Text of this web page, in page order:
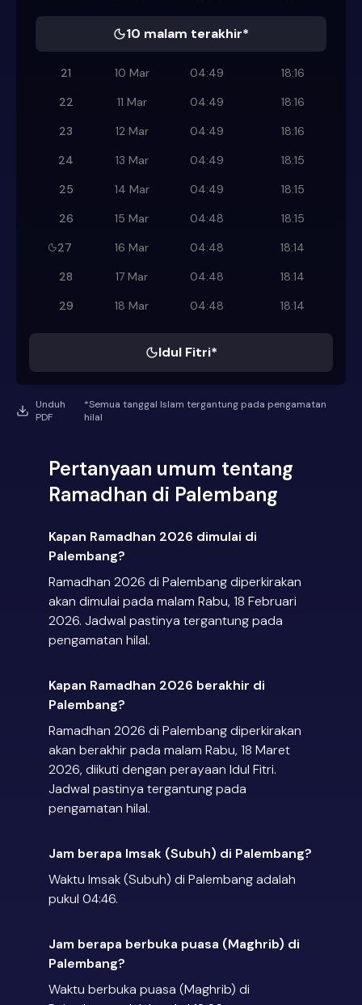
10 malam terakhir*
21 10 Mar 04:49
18:16
22
11 Mar 04:49
18:16
23
12 Mar 04:49
18:16
24
13 Mar 04:49
18:15
25
14 Mar 04:49
18:15
26
15 Mar 04:48
18:15
27
16 Mar 04:48
18:14
28
17 Mar 04:48
18:14
29
18 Mar 04:48 18:14
Idul Fitri*
Unduh
PDF
*Semua tanggal Islam tergantung pada pengamatan
hilal
Pertanyaan umum tentang
Ramadhan di Palembang
Kapan Ramadhan 2026 dimulai di
Palembang?
Ramadhan 2026 di Palembang diperkirakan
akan dimulai pada malam Rabu, 18 Februari
2026. Jadwal pastinya tergantung pada
pengamatan hilal.
Kapan Ramadhan 2026 berakhir di
Palembang?
Ramadhan 2026 di Palembang diperkirakan
akan berakhir pada malam Rabu, 18 Maret
2026, diikuti dengan perayaan Idul Fitri.
Jadwal pastinya tergantung pada
pengamatan hilal.
Jam berapa Imsak (Subuh) di Palembang?
Waktu Imsak (Subuh) di Palembang adalah
pukul 04:46.
Jam berapa berbuka puasa (Maghrib) di
Palembang?
Waktu berbuka puasa (Maghrib) di